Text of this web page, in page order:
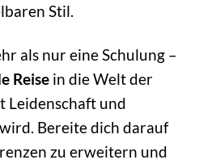
Stil.
als nur eine Schulung –
Reise in die Welt der
Leidenschaft und
Bereite dich darauf
zu erweitern und